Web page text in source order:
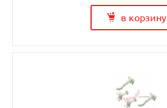
в корзину